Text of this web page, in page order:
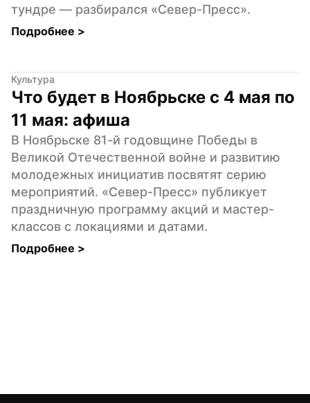
тундре — разбирался «Север-Пресс».
Подробнее >
Культура
Что будет в Ноябрьске с 4 мая по
11 мая: афиша
В Ноябрьске 81-й годовщине Победы в
Великой Отечественной войне и развитию
молодежных инициатив посвятят серию
мероприятий. «Север-Пресс» публикует
праздничную программу акций и мастер-
классов с локациями и датами.
Подробнее >